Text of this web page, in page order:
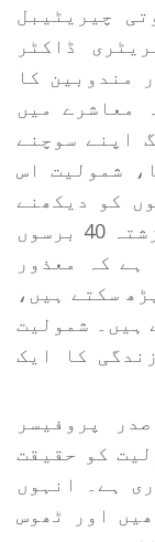
چیریٹیبل
ڈاکٹر
مندوبین کا
معاشرے میں
اپنے سوچنے
شمولیت اس
کو دیکھنے
کے انداز کو تبدیل کرتے ہیں۔ گزشتہ 40 برسوں
کہ معذور
سکتے ہیں،
ہیں۔ شمولیت
کا ایک
پروفیسر
کو حقیقت
ہے۔ انہوں
اور ٹھوس